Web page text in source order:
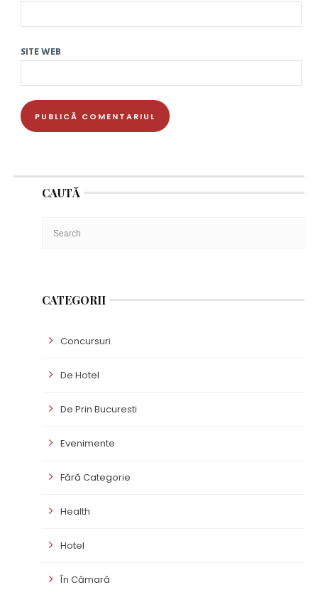
SITE WEB
CAUTĂ
CATEGORII
Concursuri
De Hotel
De Prin Bucuresti
Evenimente
Fără Categorie
Health
Hotel
În Cămară